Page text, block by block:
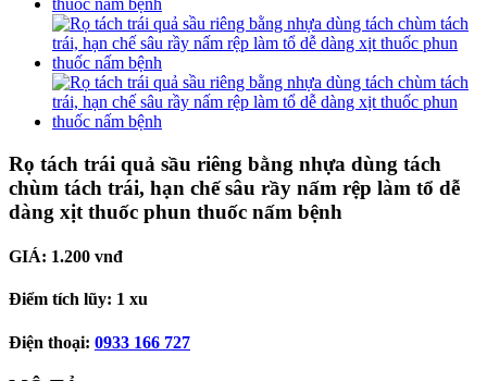
Rọ tách trái quả sầu riêng bằng nhựa dùng tách
chùm tách trái, hạn chế sâu rầy nấm rệp làm tổ dễ
dàng xịt thuốc phun thuốc nấm bệnh
GIÁ: 1.200 vnđ
Điểm tích lũy: 1 xu
Điện thoại: 0933 166 727